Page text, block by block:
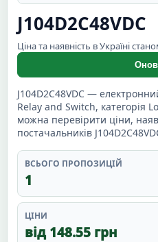
J104D2C48VDC
Ціна та наявність в Україні
J104D2C48VDC —
Relay and Switch, категорія
можна перевірити ціни,
постачальників
ВСЬОГО ПРОПОЗИЦІЙ
1
ЦІНИ
від 148.55 грн